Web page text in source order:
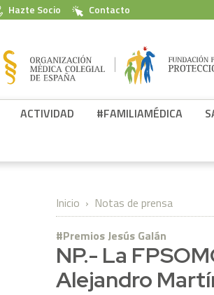
Hazte Socio Contacto
ACTIVIDAD #FAMILIAMÉDICA
Inicio
Notas de prensa
Premios Jesús Galán
NP.- La
Alejandro